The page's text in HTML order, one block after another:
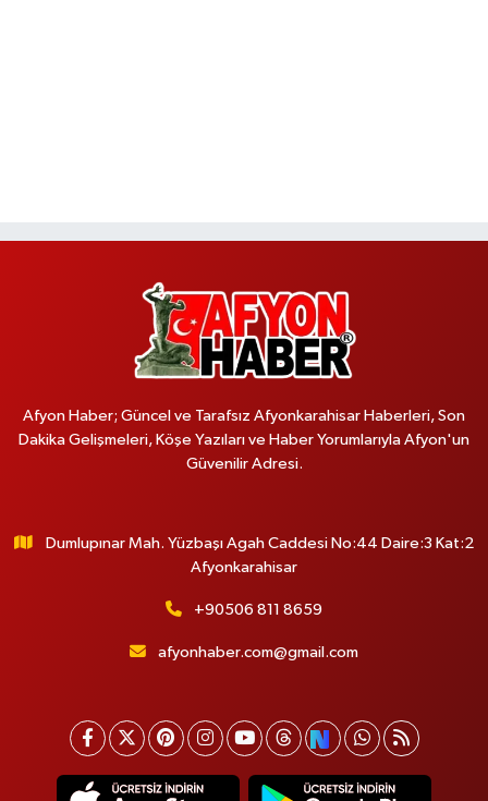
Afyon Haber; Güncel ve Tarafsız Afyonkarahisar Haberleri, Son
Dakika Gelişmeleri, Köşe Yazıları ve Haber Yorumlarıyla Afyon'un
Güvenilir Adresi.
Dumlupınar Mah. Yüzbaşı Agah Caddesi No:44 Daire:3 Kat:2
Afyonkarahisar
+90506 811 8659
afyonhaber.com@gmail.com